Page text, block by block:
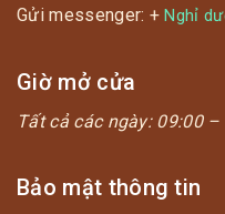
Gửi messenger: +Nghỉ
Giờ mở cửa
Tất cả các ngày: 09:00 –
Bảo mật thông tin